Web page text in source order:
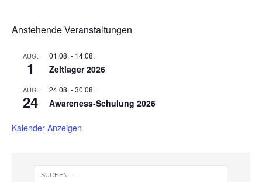
Anstehende Veranstaltungen
AUG.
1
01.08. - 14.08.
Zeltlager 2026
AUG.
24
24.08. -30.08.
Awareness-Schulung 2026
Kalender Anzeigen